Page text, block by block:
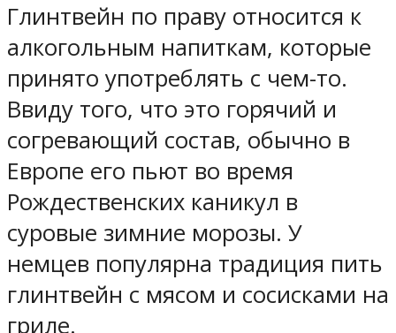
Глинтвейн по праву относится к
алкогольным напиткам, которые
принято употреблять с чем-то.
Ввиду того, что это горячий и
согревающий состав, обычно в
Европе его пьют во время
Рождественских каникул в
суровые зимние морозы. У
немцев популярна традиция пить
глинтвейн с мясом и сосисками на
гриле.